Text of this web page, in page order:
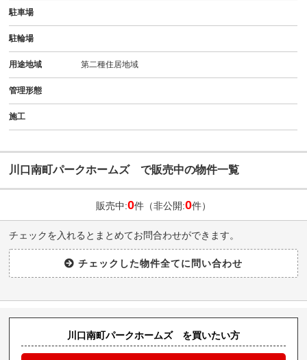
駐車場
駐輪場
用途地域 第二種住居地域
管理形態
施工
川口南町パークホームズ で販売中の物件一覧
販売中:0件（非公開:0件）
チェックを入れるとまとめてお問合わせができます。
川口南町パークホームズ を買いたい方